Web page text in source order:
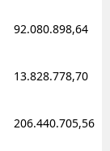
92.080.898,64
13.828.778,70
206.440.705,56